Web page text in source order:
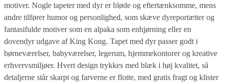
motiver. Nogle tapeter med dyr er bløde og eftertænksomme, mens
andre tilfører humor og personlighed, som skæve dyreportætter og
fantasifulde motiver som en alpaka som enhjørning eller en
dovendyr udgave af King Kong. Tapet med dyr passer godt i
børneværelser, babyværelser, legerum, hjemmekontorer og kreative
erhvervsmiljøer. Hvert design trykkes med blæk i høj kvalitet, så
detaljerne står skarpt og farverne er flotte, med gratis fragt og klister